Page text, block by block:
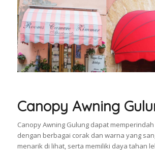
Canopy Awning
Canopy Awning Gulung dapat
dengan berbagai corak dan warna yang
menarik di lihat, serta memiliki daya tahan